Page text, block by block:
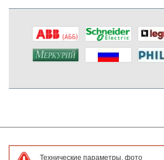
Технические параметры, фото